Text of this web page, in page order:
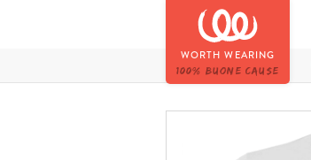
WORTH WEARING
100% BUONE CAUSE